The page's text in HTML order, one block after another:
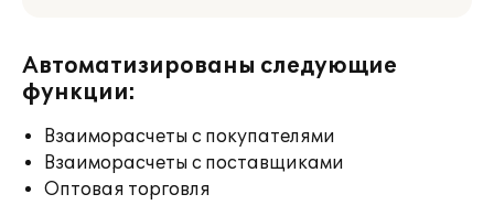
Автоматизированы следующие
функции:
Взаиморасчеты с покупателями
Взаиморасчеты с поставщиками
Оптовая торговля